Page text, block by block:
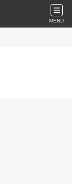
MENU